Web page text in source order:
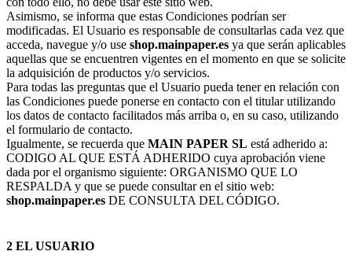
Asimismo, se informa que estas Condiciones podrían ser
modificadas. El Usuario es responsable de consultarlas cada vez que
acceda, navegue y/o use shop.mainpaper.es ya que serán aplicables
aquellas que se encuentren vigentes en el momento en que se solicite
la adquisición de productos y/o servicios.
Para todas las preguntas que el Usuario pueda tener en relación con
las Condiciones puede ponerse en contacto con el titular utilizando
los datos de contacto facilitados más arriba o, en su caso, utilizando
el formulario de contacto.
Igualmente, se recuerda que MAIN PAPER SL está adherido a:
CODIGO AL QUE ESTÁ ADHERIDO cuya aprobación viene
dada por el organismo siguiente: ORGANISMO QUE LO
RESPALDA y que se puede consultar en el sitio web:
shop.mainpaper.es DE CONSULTA DEL CÓDIGO.
2 EL USUARIO